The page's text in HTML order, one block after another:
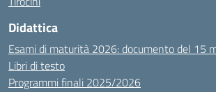
Didattica
Esami di maturità 2026: documento del 15
Libri di testo
Programmi finali 2025/2026